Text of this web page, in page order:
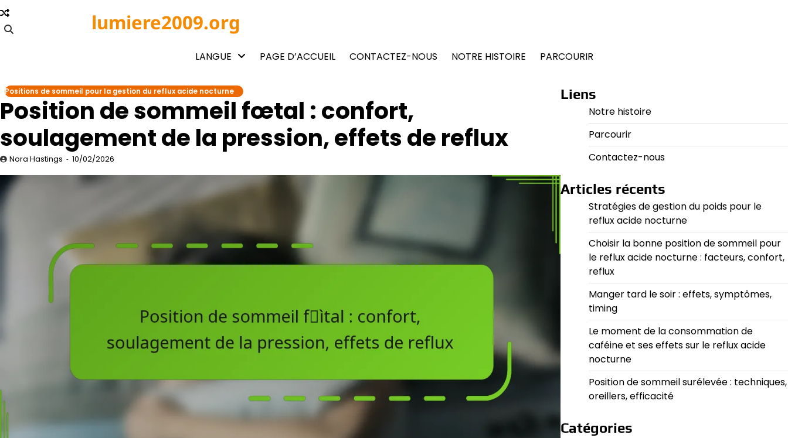
Skip
to
content
lumiere2009.org
LANGUE PAGE D’ACCUEIL CONTACTEZ-NOUS NOTRE HISTOIRE PARCOURIR
Positions de sommeil pour la gestion du reflux acide nocturne
Position de sommeil fœtal : confort,
soulagement de la pression, effets de reflux
Nora Hastings 10/02/2026
Liens
Notre histoire
Parcourir
Contactez-nous
Articles récents
Stratégies de gestion du poids pour le
reflux acide nocturne
Choisir la bonne position de sommeil pour
le reflux acide nocturne : facteurs, confort,
reflux
Manger tard le soir : effets, symptômes,
timing
Le moment de la consommation de
caféine et ses effets sur le reflux acide
nocturne
Position de sommeil surélevée : techniques,
oreillers, efficacité
Catégories